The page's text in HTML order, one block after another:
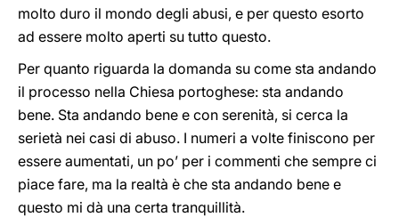
molto duro il mondo degli abusi, e per questo esorto
ad essere molto aperti su tutto questo.
Per quanto riguarda la domanda su come sta andando
il processo nella Chiesa portoghese: sta andando
bene. Sta andando bene e con serenità, si cerca la
serietà nei casi di abuso. I numeri a volte finiscono per
essere aumentati, un po’ per i commenti che sempre ci
piace fare, ma la realtà è che sta andando bene e
questo mi dà una certa tranquillità.